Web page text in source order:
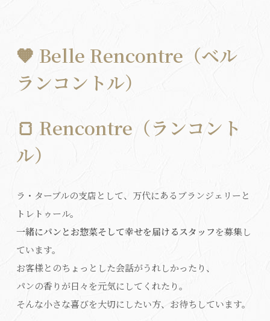
🧡 Belle Rencontre（ベル
ランコントル）
🍞 Rencontre（ランコント
ル）
ラ・ターブルの支店として、万代にあるブランジェリーと
トレトゥール。
一緒にパンとお惣菜そして幸せを届けるスタッフを募集し
ています。
お客様とのちょっとした会話がうれしかったり、
パンの香りが日々を元気にしてくれたり。
そんな小さな喜びを大切にしたい方、お待ちしています。